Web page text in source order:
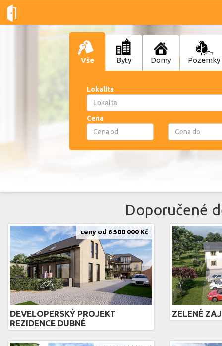
Vše Byty Domy Pozemky
Lokalita
Lokalita
Lokalita
Cena
Doporučené
DEVELOPERSKÝ PROJEKT
REZIDENCE DUBNÉ
ceny od 6 500 000 Kč
ZELENÉ